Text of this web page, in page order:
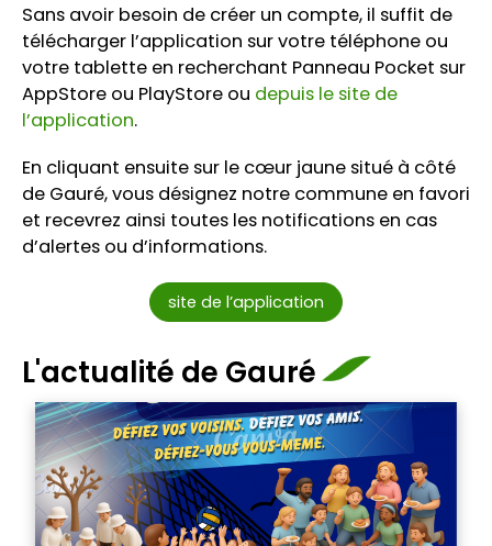
Sans avoir besoin de créer un compte, il suffit de
télécharger l’application sur votre téléphone ou
votre tablette en recherchant Panneau Pocket sur
AppStore ou PlayStore ou depuis le site de
l’application.
En cliquant ensuite sur le cœur jaune situé à côté
de Gauré, vous désignez notre commune en favori
et recevrez ainsi toutes les notifications en cas
d’alertes ou d’informations.
site de l’application
L'actualité de Gauré